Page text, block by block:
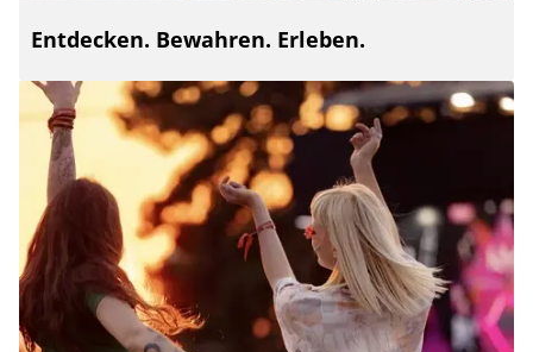
Entdecken. Bewahren. Erleben.